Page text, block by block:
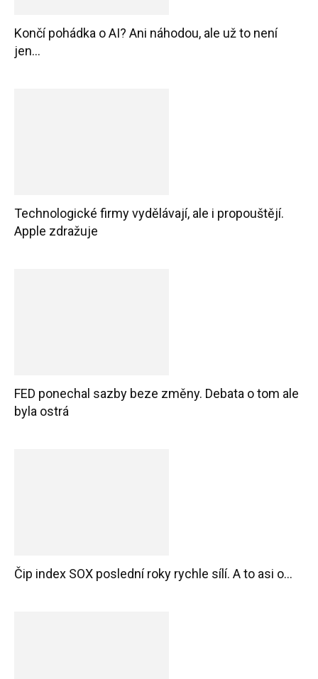
Končí pohádka o AI? Ani náhodou, ale už to není
jen...
Technologické firmy vydělávají, ale i propouštějí.
Apple zdražuje
FED ponechal sazby beze změny. Debata o tom ale
byla ostrá
Čip index SOX poslední roky rychle sílí. A to asi o...